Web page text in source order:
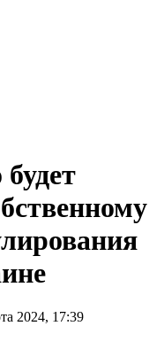
2024, 17:39